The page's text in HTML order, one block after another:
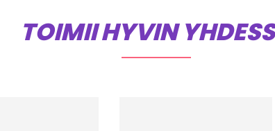
TOIMII HYVIN